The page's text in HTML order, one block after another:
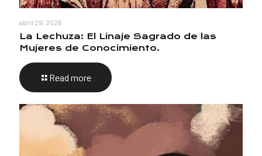
abril 29, 2026
La Lechuza: El Linaje Sagrado de las
Mujeres de Conocimiento.
Read more